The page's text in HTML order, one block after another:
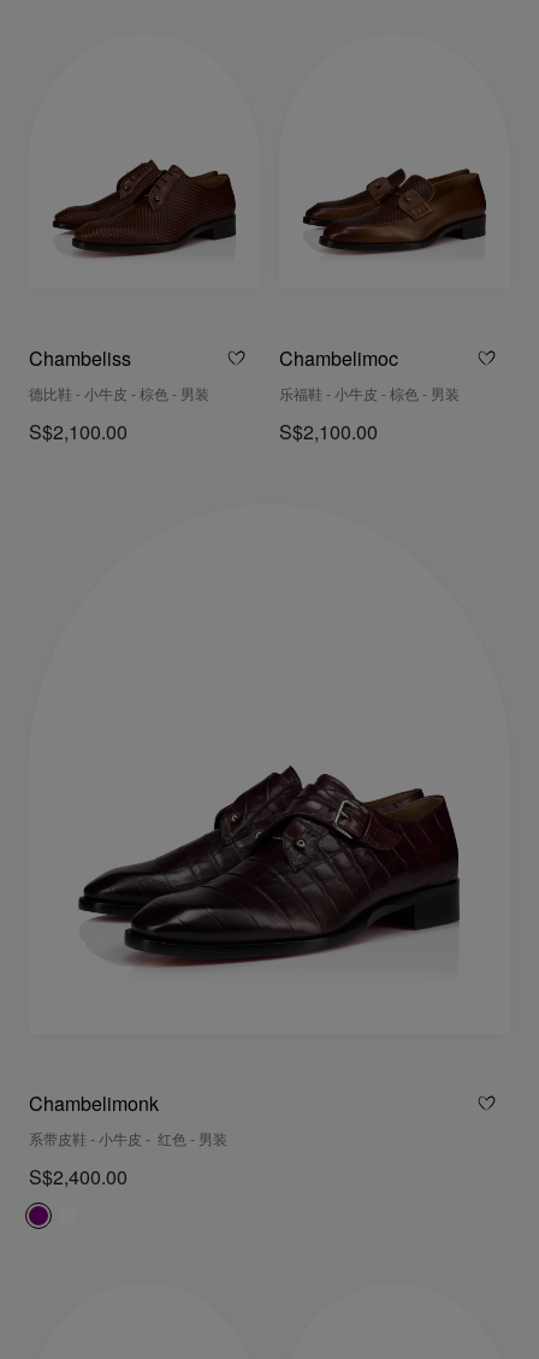
Chambeliss
德比鞋 - 小牛皮 - 棕色 - 男装
S$2,100.00
Chambelimoc
乐福鞋 - 小牛皮 - 棕色 - 男装
S$2,100.00
Chambelimonk
系带皮鞋 - 小牛皮 - 红色 - 男装
S$2,400.00